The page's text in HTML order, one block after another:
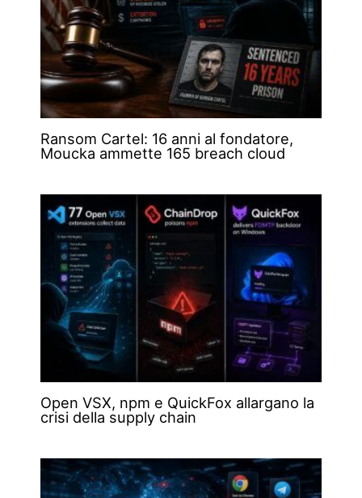
Ransom Cartel: 16 anni al fondatore,
Moucka ammette 165 breach cloud
Open VSX, npm e QuickFox allargano la
crisi della supply chain